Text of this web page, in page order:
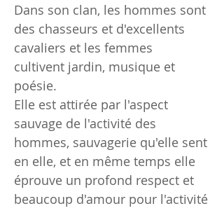
Dans son clan, les hommes sont
des chasseurs et d'excellents
cavaliers et les femmes
cultivent jardin, musique et
poésie.
Elle est attirée par l'aspect
sauvage de l'activité des
hommes, sauvagerie qu'elle sent
en elle, et en même temps elle
éprouve un profond respect et
beaucoup d'amour pour l'activité